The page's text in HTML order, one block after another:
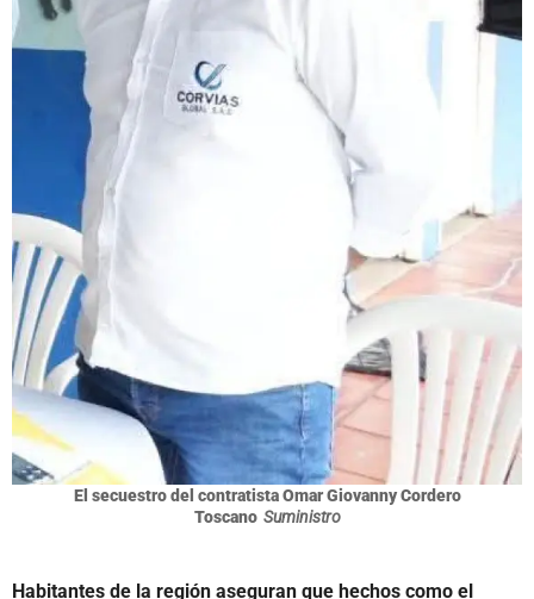
El secuestro del contratista Omar Giovanny Cordero
Toscano Suministro
Habitantes de la región aseguran que hechos como el